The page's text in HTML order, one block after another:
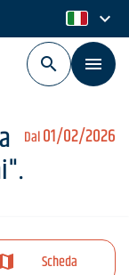
it
keyboard_arrow_down
Dal01/02/2026
Scheda